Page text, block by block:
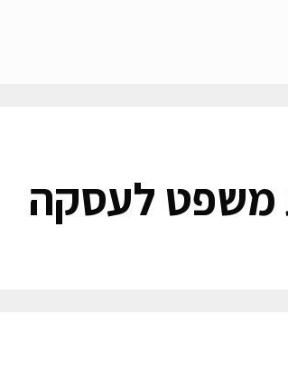
משפט לעסקה